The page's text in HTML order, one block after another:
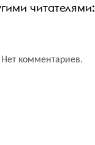
читателями:
Нет комментариев.